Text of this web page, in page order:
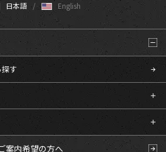
日本語 English
す
案内希望の方へ